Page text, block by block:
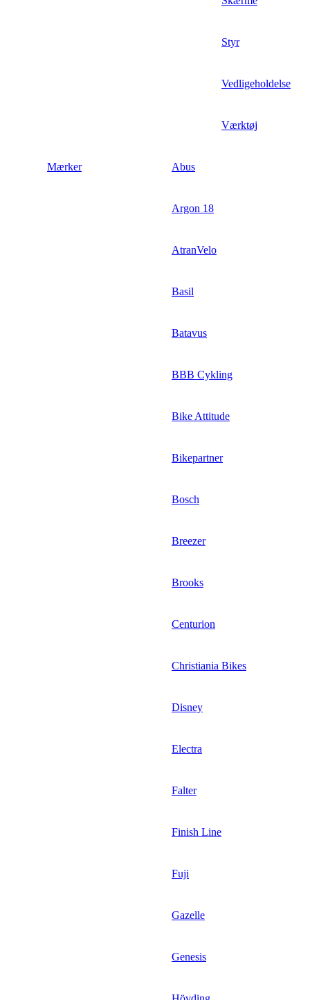
Styr
Vedligeholdelse
Værktøj
Mærker Abus
Argon 18
AtranVelo
Basil
Batavus
BBB Cykling
Bike Attitude
Bikepartner
Bosch
Breezer
Brooks
Centurion
Christiania Bikes
Disney
Electra
Falter
Finish Line
Fuji
Gazelle
Genesis